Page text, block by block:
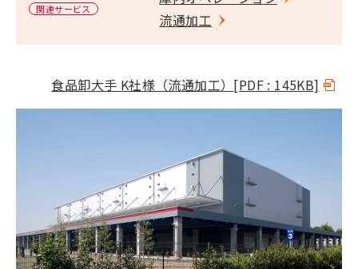
関連サービス
流通加工
食品卸大手 K社様（流通加工） [PDF : 145KB]